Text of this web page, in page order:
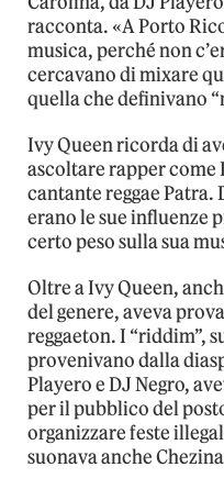
racconta. «A Porto
musica, perché non
cercavano di mixare
quella che definivano
Ivy Queen ricorda di
ascoltare rapper come
cantante reggae
erano le sue influenze
certo peso sulla sua
Oltre a Ivy Queen,
del genere, aveva
reggaeton. I “riddim”,
provenivano dalla
Playero e DJ Negro,
per il pubblico del
organizzare feste
suonava anche